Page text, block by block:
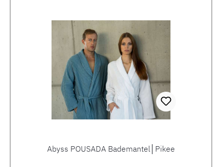
Abyss POUSADA Bademantel│Pikee